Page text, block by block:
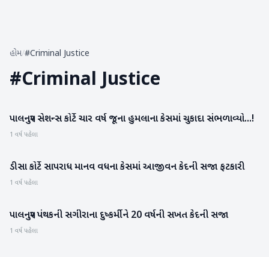
હોમ/#Criminal Justice
#Criminal Justice
બનાસકાંઠા
પાલનપુર સેશન્સ કોર્ટે ચાર વર્ષ જૂના હુમલાના કેસમાં ચુકાદા સંભળાવ્યો...!
1 વર્ષ પહેલા
બનાસકાંઠા
ડીસા કોર્ટે સાપરાધ માનવ વધના કેસમાં આજીવન કેદની સજા ફટકારી
1 વર્ષ પહેલા
બનાસકાંઠા
પાલનપુર પંથકની સગીરાના દુષ્કર્મીને 20 વર્ષની સખત કેદની સજા
1 વર્ષ પહેલા